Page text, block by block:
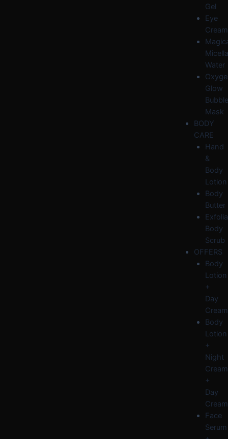
Gel
Eye
Cream
Water
Glow
Bubble
Mask
BODY
CARE
Hand
&
Body
Lotion
Body
Butter
Body
Scrub
OFFERS
Body
Lotion
+
Day
Cream
Body
Lotion
+
Night
Cream
+
Day
Cream
Face
Serum